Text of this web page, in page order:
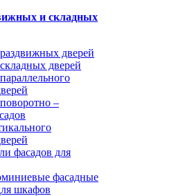
и складных
дверей
дверей
–
фасадов для
фасадные
шкафов